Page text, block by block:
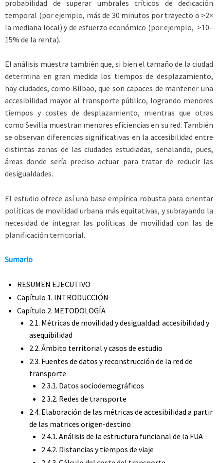
probabilidad de superar umbrales críticos de dedicación
temporal (por ejemplo, más de 30 minutos por trayecto o >2×
la mediana local) y de esfuerzo económico (por ejemplo, >10–
15% de la renta).
El análisis muestra también que, si bien el tamaño de la ciudad
determina en gran medida los tiempos de desplazamiento,
hay ciudades, como Bilbao, que son capaces de mantener una
accesibilidad mayor al transporte público, logrando menores
tiempos y costes de desplazamiento, mientras que otras
como Sevilla muestran menores eficiencias en su red. También
se observan diferencias significativas en la accesibilidad entre
distintas zonas de las ciudades estudiadas, señalando, pues,
áreas donde sería preciso actuar para tratar de reducir las
desigualdades.
El estudio ofrece así una base empírica robusta para orientar
políticas de movilidad urbana más equitativas, y subrayando la
necesidad de integrar las políticas de movilidad con las de
planificación territorial.
Sumario
RESUMEN EJECUTIVO
Capítulo 1. INTRODUCCIÓN
Capítulo 2. METODOLOGÍA
2.1. Métricas de movilidad y desigualdad: accesibilidad y
asequibilidad
2.2. Ámbito territorial y casos de estudio
2.3. Fuentes de datos y reconstrucción de la red de
transporte
2.3.1. Datos sociodemográficos
2.3.2. Redes de transporte
2.4. Elaboración de las métricas de accesibilidad a partir
de las matrices origen-destino
2.4.1. Análisis de la estructura funcional de la FUA
2.4.2. Distancias y tiempos de viaje